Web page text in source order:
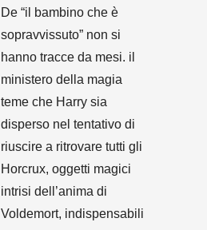
De “il bambino che è
sopravvissuto” non si
hanno tracce da mesi. il
ministero della magia
teme che Harry sia
disperso nel tentativo di
riuscire a ritrovare tutti gli
Horcrux, oggetti magici
intrisi dell’anima di
Voldemort, indispensabili